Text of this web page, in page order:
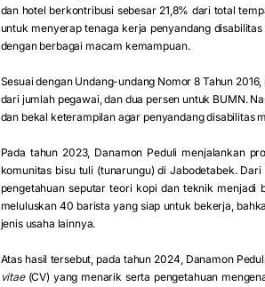
dan hotel berkontribusi sebesar 21,8% dari total
untuk menyerap tenaga kerja penyandang
dengan berbagai macam kemampuan.
Sesuai dengan Undang-undang Nomor 8 Tahun
dari jumlah pegawai, dan dua persen untuk BUMN.
dan bekal keterampilan agar penyandang disabilitas
Pada tahun 2023, Danamon Peduli menjalankan
komunitas bisu tuli (tunarungu) di Jabodetabek.
pengetahuan seputar teori kopi dan teknik
meluluskan 40 barista yang siap untuk bekerja,
jenis usaha lainnya.
Atas hasil tersebut, pada tahun 2024, Danamon
vitae(CV) yang menarik serta pengetahuan